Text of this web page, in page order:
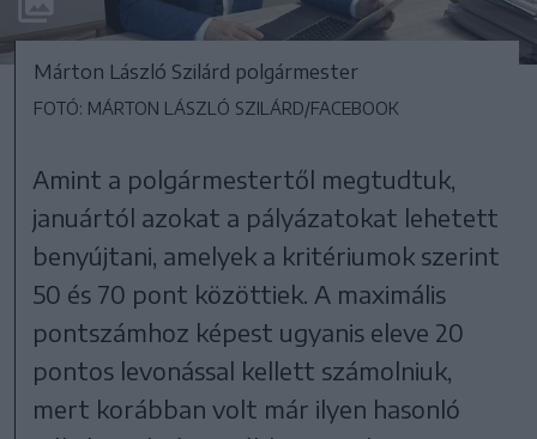
Márton László Szilárd polgármester
FOTÓ: MÁRTON LÁSZLÓ SZILÁRD/FACEBOOK
Amint a polgármestertől megtudtuk,
januártól azokat a pályázatokat lehetett
benyújtani, amelyek a kritériumok szerint
50 és 70 pont közöttiek. A maximális
pontszámhoz képest ugyanis eleve 20
pontos levonással kellett számolniuk,
mert korábban volt már ilyen hasonló